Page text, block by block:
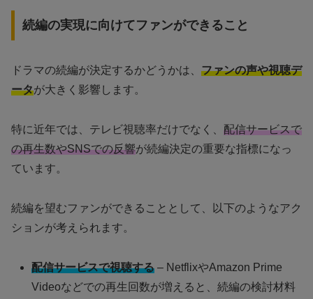
続編の実現に向けてファンができること
ドラマの続編が決定するかどうかは、 ファンの声や視聴デ
ータが大きく影響します。
特に近年では、テレビ視聴率だけでなく、 配信サービスで
の再生数やSNSでの反響が続編決定の重要な指標になっ
ています。
続編を望むファンができることとして、以下のようなアク
ションが考えられます。
配信サービスで視聴する – NetflixやAmazon Prime
Videoなどでの再生回数が増えると、続編の検討材料